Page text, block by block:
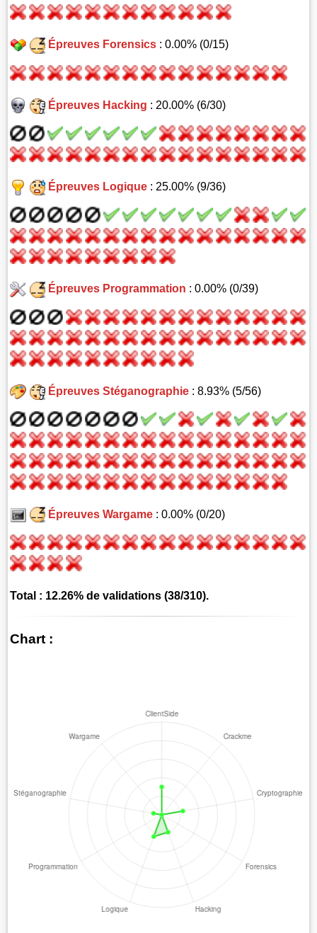
Épreuves Forensics: 0.00% (0/15)
Épreuves Hacking : 20.00% (6/30)
Épreuves Logique: 25.00% (9/36)
Épreuves Programmation : 0.00% (0/39)
Épreuves Stéganographie: 8.93% (5/56)
Épreuves Wargame: 0.00% (0/20)
Total : 12.26% de validations (38/310).
Chart :